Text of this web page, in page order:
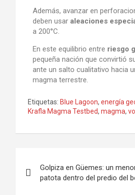
Además, avanzar en
deben usar aleaciones
a 200°C.
En este equilibrio entre riesgo
pequeña nación que convirtió
ante un salto cualitativo hacia
magma terrestre.
Etiquetas: Blue Lagoon, energía
Krafla Magma Testbed, magma,
Golpiza en Güemes: un
patota dentro del predio del